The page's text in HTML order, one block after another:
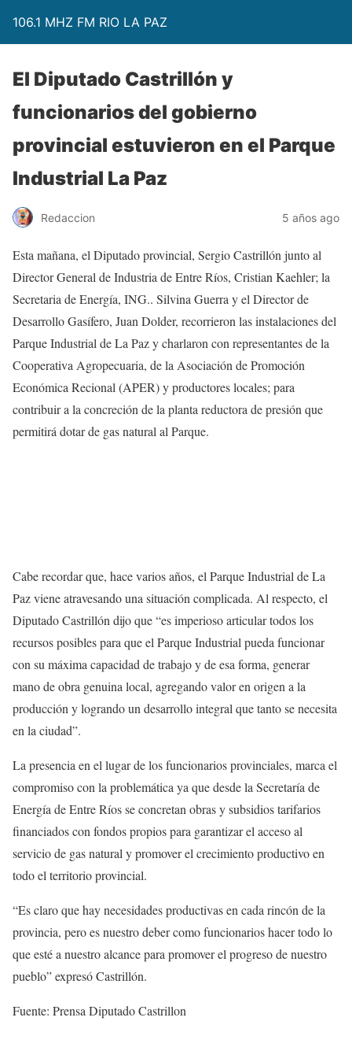
106.1 MHZ FM RIO LA PAZ
El Diputado Castrillón y
funcionarios del gobierno
provincial estuvieron en el Parque
Industrial La Paz
Redaccion 5 años ago
Esta mañana, el Diputado provincial, Sergio Castrillón junto al
Director General de Industria de Entre Ríos, Cristian Kaehler; la
Secretaria de Energía, ING.. Silvina Guerra y el Director de
Desarrollo Gasífero, Juan Dolder, recorrieron las instalaciones del
Parque Industrial de La Paz y charlaron con representantes de la
Cooperativa Agropecuaria, de la Asociación de Promoción
Económica Recional (APER) y productores locales; para
contribuir a la concreción de la planta reductora de presión que
permitirá dotar de gas natural al Parque.
Cabe recordar que, hace varios años, el Parque Industrial de La
Paz viene atravesando una situación complicada. Al respecto, el
Diputado Castrillón dijo que “es imperioso articular todos los
recursos posibles para que el Parque Industrial pueda funcionar
con su máxima capacidad de trabajo y de esa forma, generar
mano de obra genuina local, agregando valor en origen a la
producción y logrando un desarrollo integral que tanto se necesita
en la ciudad”.
La presencia en el lugar de los funcionarios provinciales, marca el
compromiso con la problemática ya que desde la Secretaría de
Energía de Entre Ríos se concretan obras y subsidios tarifarios
financiados con fondos propios para garantizar el acceso al
servicio de gas natural y promover el crecimiento productivo en
todo el territorio provincial.
“Es claro que hay necesidades productivas en cada rincón de la
provincia, pero es nuestro deber como funcionarios hacer todo lo
que esté a nuestro alcance para promover el progreso de nuestro
pueblo” expresó Castrillón.
Fuente: Prensa Diputado Castrillon